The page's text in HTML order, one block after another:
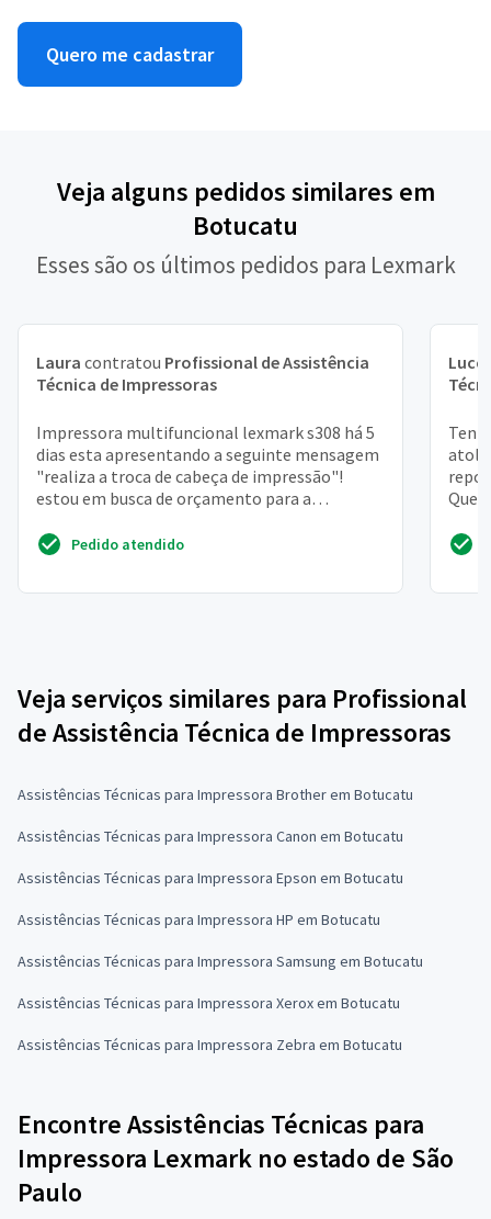
Quero me cadastrar
Veja alguns pedidos similares em
Botucatu
Esses são os últimos pedidos para Lexmark
Laura contratou Profissional de Assistência
Técnica de Impressoras
Impressora multifuncional lexmark s308 há 5
dias esta apresentando a seguinte mensagem
"realiza a troca de cabeça de impressão"!
estou em busca de orçamento para a
Pedido atendido
Veja serviços similares para Profissional
de Assistência Técnica de Impressoras
Assistências Técnicas para Impressora Brother em Botucatu
Assistências Técnicas para Impressora Canon em Botucatu
Assistências Técnicas para Impressora Epson em Botucatu
Assistências Técnicas para Impressora HP em Botucatu
Assistências Técnicas para Impressora Samsung em Botucatu
Assistências Técnicas para Impressora Xerox em Botucatu
Assistências Técnicas para Impressora Zebra em Botucatu
Encontre Assistências Técnicas para
Impressora Lexmark no estado de São
Paulo